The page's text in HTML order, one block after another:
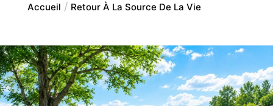
Accueil Retour À La Source De La Vie